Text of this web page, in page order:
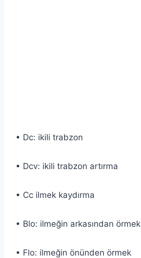
• Dc: ikili trabzon
• Dcv: ikili trabzon artırma
• Cc ilmek kaydırma
• Blo: ilmeğin arkasından örmek
• Flo: ilmeğin önünden örmek